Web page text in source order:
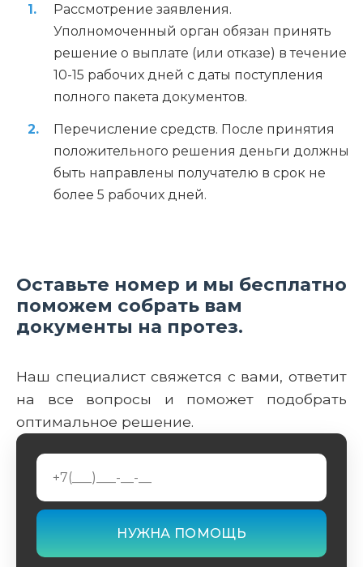
Рассмотрение заявления.
Уполномоченный орган обязан принять
решение о выплате (или отказе) в течение
10-15 рабочих дней с даты поступления
полного пакета документов.
Перечисление средств. После принятия
положительного решения деньги должны
быть направлены получателю в срок не
более 5 рабочих дней.
Оставьте номер и мы бесплатно
поможем собрать вам
документы на протез.
Наш специалист свяжется с вами, ответит
на все вопросы и поможет подобрать
оптимальное решение.